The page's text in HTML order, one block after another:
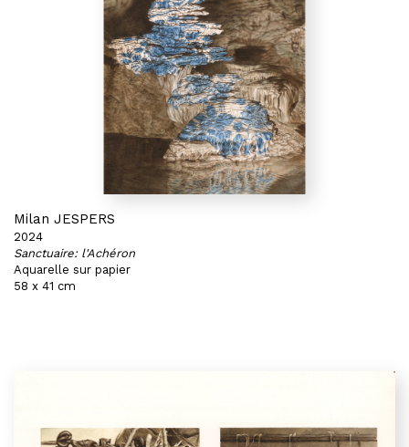
Milan JESPERS
2024
Sanctuaire: l'Achéron
Aquarelle sur papier
58 x 41 cm